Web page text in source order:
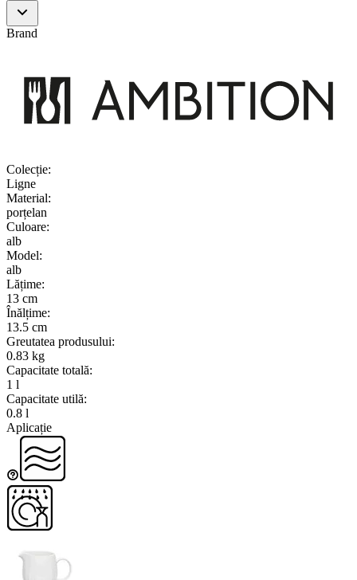
Brand
Colecție:
Ligne
Material:
porțelan
Culoare:
alb
Model:
alb
Lățime:
13 cm
Înălțime:
13.5 cm
Greutatea produsului:
0.83 kg
Capacitate totală:
1 l
Capacitate utilă:
0.8 l
Aplicație